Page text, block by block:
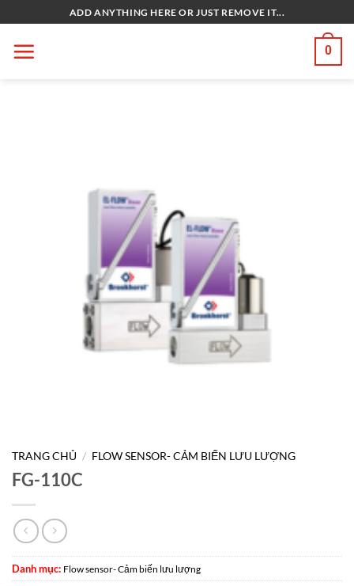
qua
nội
ADD ANYTHING HERE OR JUST REMOVE IT...
0
TRANG CHỦ / FLOW SENSOR- CẢM BIẾN LƯU LƯỢNG
FG-110C
Danh mục: Flow sensor- Cảm biến lưu lượng